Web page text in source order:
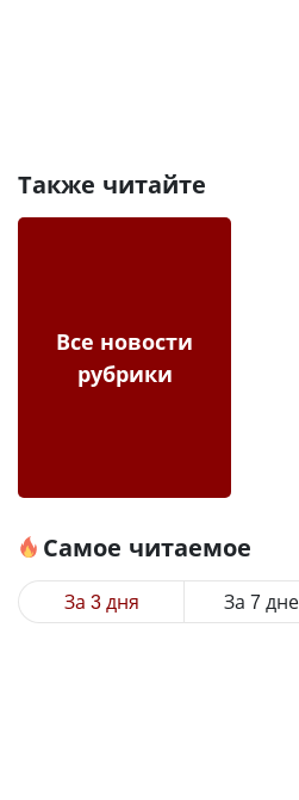
Также читайте
Все новости
рубрики
Самое читаемое
За 3 дня За 7